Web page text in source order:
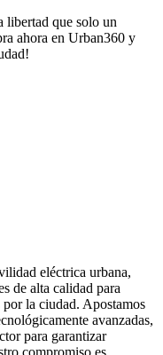
libertad que solo un
ahora en Urban360 y
eléctrica urbana,
de alta calidad para
la ciudad. Apostamos
avanzadas,
para garantizar